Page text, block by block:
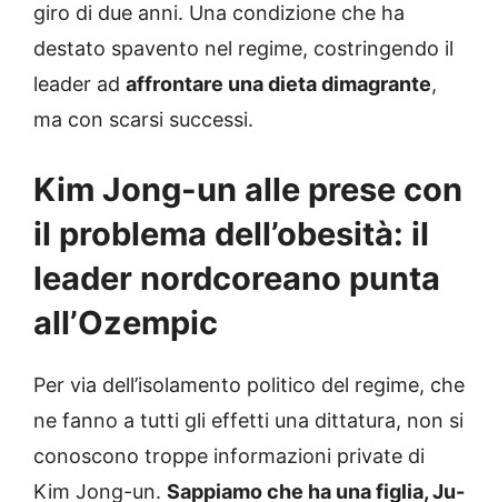
giro di due anni. Una condizione che ha
destato spavento nel regime, costringendo il
leader ad affrontare una dieta dimagrante,
ma con scarsi successi.
Kim Jong-un alle prese con
il problema dell’obesità: il
leader nordcoreano punta
all’Ozempic
Per via dell’isolamento politico del regime, che
ne fanno a tutti gli effetti una dittatura, non si
conoscono troppe informazioni private di
Kim Jong-un. Sappiamo che ha una figlia, Ju-